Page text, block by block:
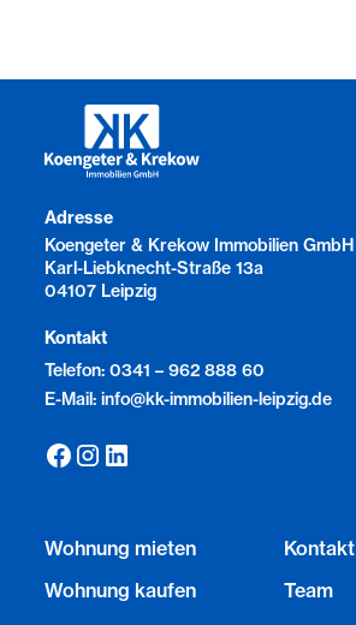
Adresse
Koengeter & Krekow Immobilien GmbH
Karl-Liebknecht-Straße 13a
04107 Leipzig
Kontakt
Telefon: 0341 – 962 888 60
E-Mail: info@kk-immobilien-leipzig.de
Wohnung mieten
Wohnung kaufen
Kontakt
Team